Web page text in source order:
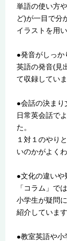
単語の使い方
ど)が一目で分
イラストを用
●発音がしっか
英語の発音(見
て収録していま
●会話の決まり
日常英会話で
た。
１対１のやり
いのかがよく
●文化の違いや
「コラム」で
小学生が疑問
紹介しています
●教室英語や小